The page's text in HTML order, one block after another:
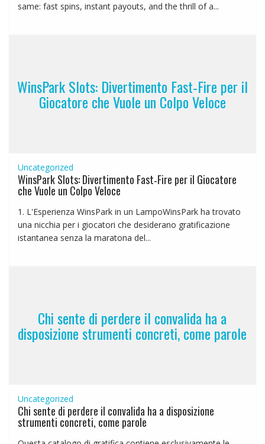
same: fast spins, instant payouts, and the thrill of a...
WinsPark Slots: Divertimento Fast‑Fire per il
Giocatore che Vuole un Colpo Veloce
Uncategorized
WinsPark Slots: Divertimento Fast‑Fire per il Giocatore
che Vuole un Colpo Veloce
1. L'Esperienza WinsPark in un LampoWinsPark ha trovato
una nicchia per i giocatori che desiderano gratificazione
istantanea senza la maratona del...
Chi sente di perdere il convalida ha a
disposizione strumenti concreti, come parole
Uncategorized
Chi sente di perdere il convalida ha a disposizione
strumenti concreti, come parole